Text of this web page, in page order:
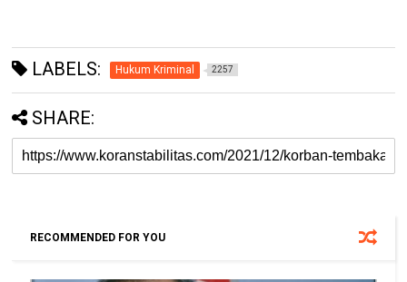
LABELS: Hukum Kriminal 2257
SHARE:
RECOMMENDED FOR YOU